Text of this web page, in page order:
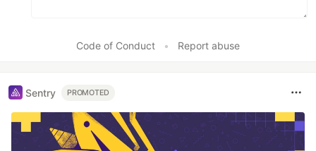
Code of Conduct • Report abuse
Sentry PROMOTED